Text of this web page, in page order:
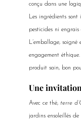
conçu dans une
Les ingrédients sont
pesticides ni engrais
L’emballage, soigné
engagement
produit sain, bon
Une
Avec ce thé, terre
jardins ensoleillés